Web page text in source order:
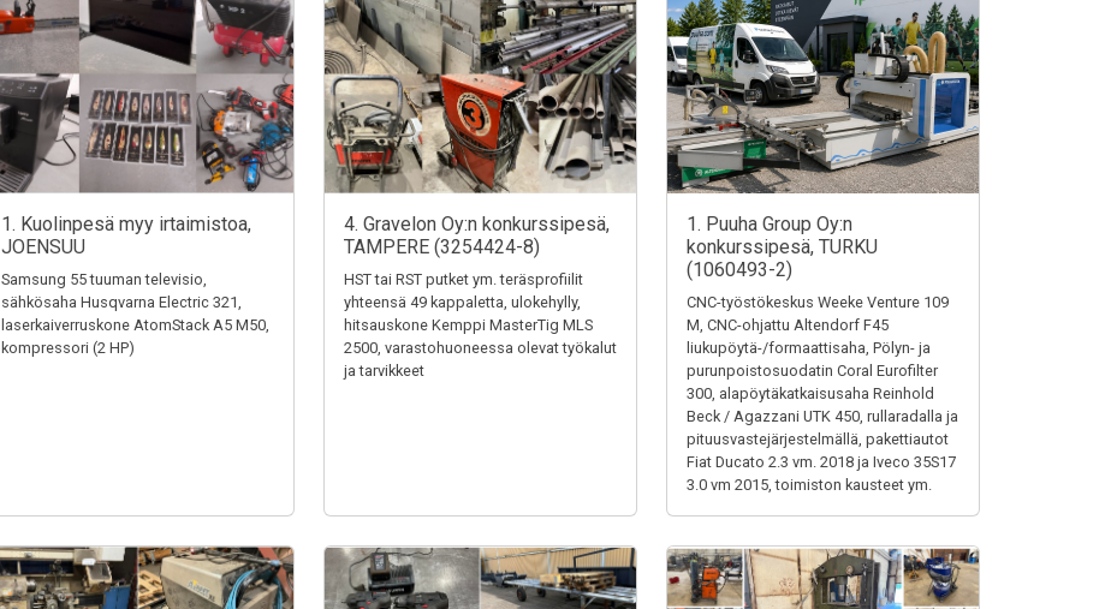
1. Kuolinpesä myy irtaimistoa,
JOENSUU
Samsung 55 tuuman televisio,
sähkösaha Husqvarna Electric 321,
laserkaiverruskone AtomStack A5 M50,
kompressori (2 HP)
4. Gravelon Oy:n konkurssipesä,
TAMPERE (3254424-8)
HST tai RST putket ym. teräsprofiilit
yhteensä 49 kappaletta, ulokehylly,
hitsauskone Kemppi MasterTig MLS
2500, varastohuoneessa olevat työkalut
ja tarvikkeet
1. Puuha Group Oy:n
konkurssipesä, TURKU
(1060493-2)
CNC-työstökeskus Weeke Venture 109
M, CNC-ohjattu Altendorf F45
liukupöytä-/formaattisaha, Pölyn- ja
purunpoistosuodatin Coral Eurofilter
300, alapöytäkatkaisusaha Reinhold
Beck / Agazzani UTK 450, rullaradalla ja
pituusvastejärjestelmällä, pakettiautot
Fiat Ducato 2.3 vm. 2018 ja Iveco 35S17
3.0 vm 2015, toimiston kausteet ym.